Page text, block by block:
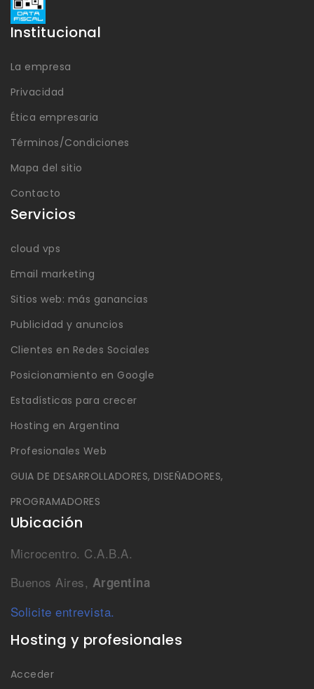
Institucional
La empresa
Privacidad
Ética empresaria
Términos/Condiciones
Mapa del sitio
Contacto
Servicios
cloud vps
Email marketing
Sitios web: más ganancias
Publicidad y anuncios
Clientes en Redes Sociales
Posicionamiento en Google
Estadísticas para crecer
Hosting en Argentina
Profesionales Web
GUIA DE DESARROLLADORES, DISEÑADORES,
PROGRAMADORES
Ubicación
Microcentro. C.A.B.A.
Buenos Aires, Argentina
Solicite entrevista.
Hosting y profesionales
Acceder